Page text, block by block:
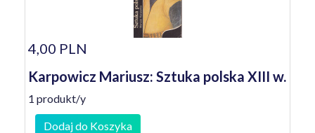
4,00 PLN
Karpowicz Mariusz: Sztuka polska XIII w.
1 produkt/y
Dodaj do Koszyka